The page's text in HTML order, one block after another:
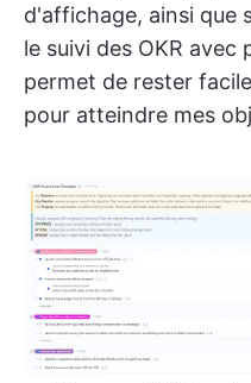
d'affichage, ainsi que
le suivi des OKR avec
permet de rester
pour atteindre mes